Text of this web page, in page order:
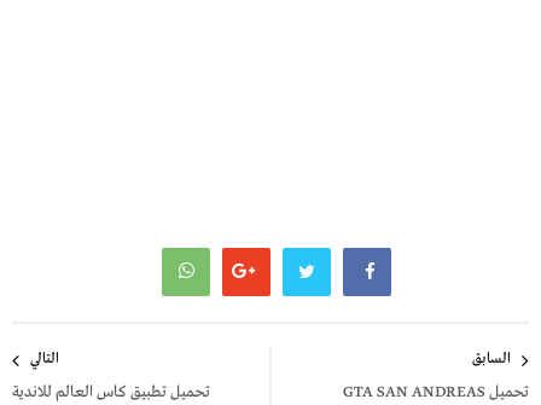
المقالات
السابق
تحميل GTA SAN ANDREAS
التالي
تحميل تطبيق كاس العالم للاندية